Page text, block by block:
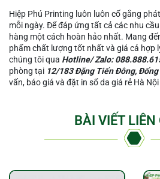
Hiệp Phú Printing luôn luôn cố gắng
mỗi ngày. Để đáp ứng tất cả các nhu
hàng một cách hoàn hảo nhất. Mang
phẩm chất lượng tốt nhất và giá cả hợp
chúng tôi qua Hotline/ Zalo:
phòng tại 12/183 Đặng Tiến Đông, Đống
vấn, báo giá và đặt in sổ da giá rẻ Hà
BÀI VIẾT LIÊN